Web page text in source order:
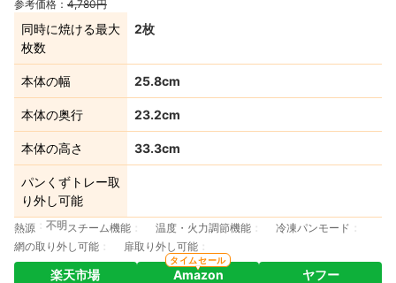
参考価格： 4,780円
同時に焼ける最大
枚数
2枚
本体の幅 25.8cm
本体の奥行 23.2cm
本体の高さ 33.3cm
パンくずトレー取
り外し可能
熱源 不明 スチーム機能 温度・火力調節機能
冷凍パンモード
網の取り外し可能
扉取り外し可能
楽天市場 Amazon
タイムセール
ヤフー